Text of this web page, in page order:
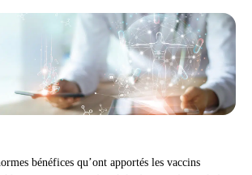
bénéfices qu’ont apportés les vaccins